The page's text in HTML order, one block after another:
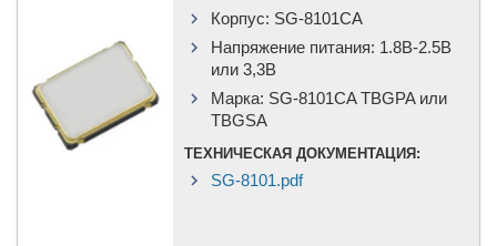
Корпус: SG-8101CA
Напряжение питания: 1.8В-2.5B
или 3,3B
Марка: SG-8101CA TBGPA или
TBGSA
ТЕХНИЧЕСКАЯ ДОКУМЕНТАЦИЯ:
SG-8101.pdf